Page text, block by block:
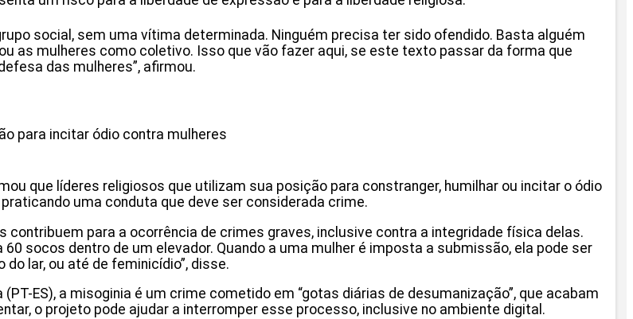
social, sem uma vítima determinada. Ninguém precisa ter sido ofendido. Basta alguém
as mulheres como coletivo. Isso que vão fazer aqui, se este texto passar da forma que
das mulheres”, afirmou.
para incitar ódio contra mulheres
que líderes religiosos que utilizam sua posição para constranger, humilhar ou incitar o ódio
uma conduta que deve ser considerada crime.
para a ocorrência de crimes graves, inclusive contra a integridade física delas.
socos dentro de um elevador. Quando a uma mulher é imposta a submissão, ela pode ser
lar, ou até de feminicídio”, disse.
ES), a misoginia é um crime cometido em “gotas diárias de desumanização”, que acabam
o projeto pode ajudar a interromper esse processo, inclusive no ambiente digital.